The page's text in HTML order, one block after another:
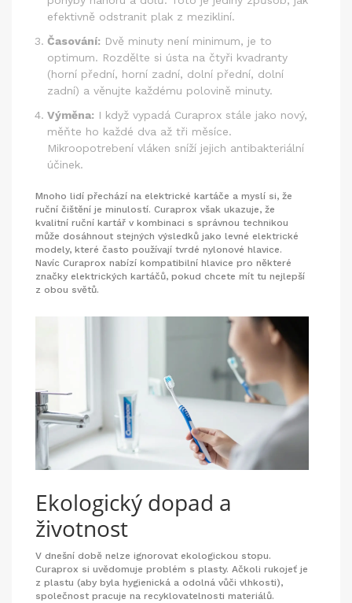
efektivně odstranit plak z mezikliní.
Časování: Dvě minuty není minimum, je to
optimum. Rozdělte si ústa na čtyři kvadranty
(horní přední, horní zadní, dolní přední, dolní
zadní) a věnujte každému polovině minuty.
Výměna: I když vypadá Curaprox stále jako nový,
měňte ho každé dva až tři měsíce.
Mikroopotrebení vláken sníží jejich antibakteriální
účinek.
Mnoho lidí přechází na elektrické kartáče a myslí si, že
ruční čištění je minulostí. Curaprox však ukazuje, že
kvalitní ruční kartář v kombinaci s správnou technikou
může dosáhnout stejných výsledků jako levné elektrické
modely, které často používají tvrdé nylonové hlavice.
Navíc Curaprox nabízí kompatibilní hlavice pro některé
značky elektrických kartáčů, pokud chcete mít tu nejlepší
z obou světů.
Ekologický dopad a
životnost
V dnešní době nelze ignorovat ekologickou stopu.
Curaprox si uvědomuje problém s plasty. Ačkoli rukojeť je
z plastu (aby byla hygienická a odolná vůči vlhkosti),
společnost pracuje na recyklovatelnosti materiálů.